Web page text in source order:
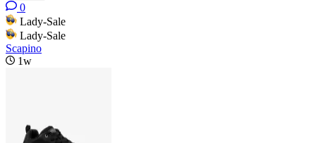
0
Lady-Sale
Lady-Sale
Scapino
1w